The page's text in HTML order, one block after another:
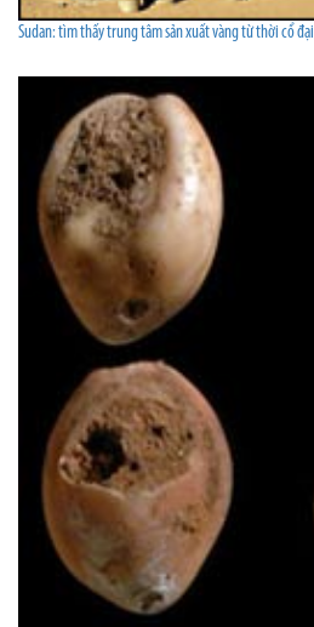
Sudan: tìm thấy trung tâm sản xuất vàng từ thời cổ đại